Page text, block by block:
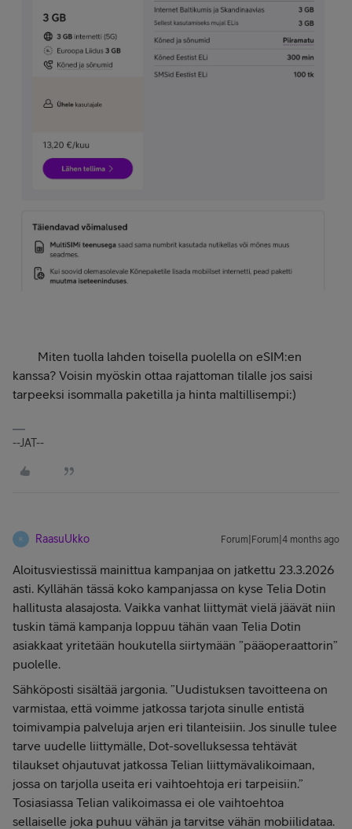
Miten tuolla lahden toisella puolella on eSIM:en
kanssa? Voisin myöskin ottaa rajattoman tilalle jos saisi
tarpeeksi isommalla paketilla ja hinta maltillisempi:)
--JAT--
R RaasuUkko Forum|Forum|4 months ago
Aloitusviestissä mainittua kampanjaa on jatkettu 23.3.2026
asti. Kyllähän tässä koko kampanjassa on kyse Telia Dotin
hallitusta alasajosta. Vaikka vanhat liittymät vielä jäävät niin
tuskin tämä kampanja loppuu tähän vaan Telia Dotin
asiakkaat yritetään houkutella siirtymään ”pääoperaattorin”
puolelle.
Sähköposti sisältää jargonia. ”Uudistuksen tavoitteena on
varmistaa, että voimme jatkossa tarjota sinulle entistä
toimivampia palveluja arjen eri tilanteisiin. Jos sinulle tulee
tarve uudelle liittymälle, Dot-sovelluksessa tehtävät
tilaukset ohjautuvat jatkossa Telian liittymävalikoimaan,
jossa on tarjolla useita eri vaihtoehtoja eri tarpeisiin.”
Tosiasiassa Telian valikoimassa ei ole vaihtoehtoa
sellaiselle joka puhuu vähän ja tarvitse vähän mobiilidataa.